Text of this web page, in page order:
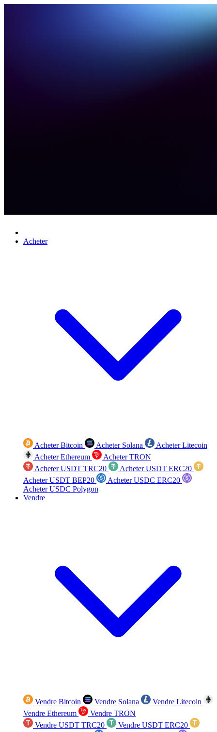
Acheter
Acheter Bitcoin Acheter Solana
Acheter Litecoin
Acheter Ethereum
Acheter TRON
Acheter USDT TRC20
Acheter USDT ERC20
Acheter USDT BEP20
Acheter USDC ERC20
Acheter USDC Polygon
Vendre
Vendre Bitcoin Vendre Solana
Vendre Litecoin
Vendre Ethereum
Vendre TRON
Vendre USDT TRC20
Vendre USDT ERC20